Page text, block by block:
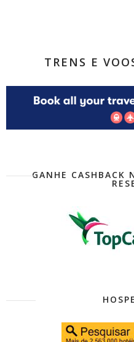
TRENS E
GANHE CASHBACK